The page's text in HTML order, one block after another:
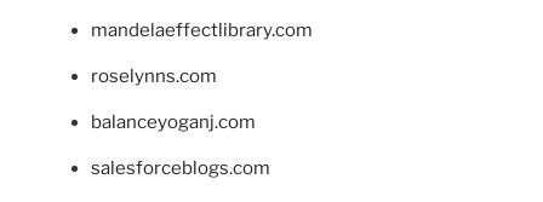
mandelaeffectlibrary.com
roselynns.com
balanceyoganj.com
salesforceblogs.com